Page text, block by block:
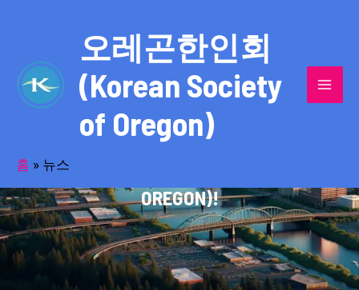
오레곤한인회
(Korean Society
of Oregon)
홈 » 뉴스
반세기의 세월을 품고 동포사회를 섬겨온
오레곤한인회(KOREAN SOCIETY OF
OREGON)!